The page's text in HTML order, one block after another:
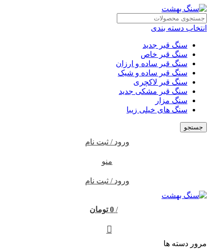
انتخاب دسته بندی
سنگ قبر جدید
سنگ قبر خاص
سنگ قبر ساده و ارزان
سنگ قبر ساده و شیک
سنگ قبر لاکچری
سنگ قبر مشکی جدید
سنگ مزار
سنگ های خیلی زیبا
جستجو
ورود / ثبت نام
منو
ورود / ثبت نام
/
0 تومان
مرور دسته ها